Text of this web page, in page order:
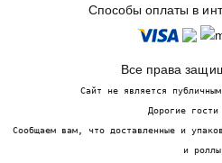
Способы оплаты в
Все права
Сайт не является
Дорогие гости
Сообщаем вам, что доставленные и
и роллы